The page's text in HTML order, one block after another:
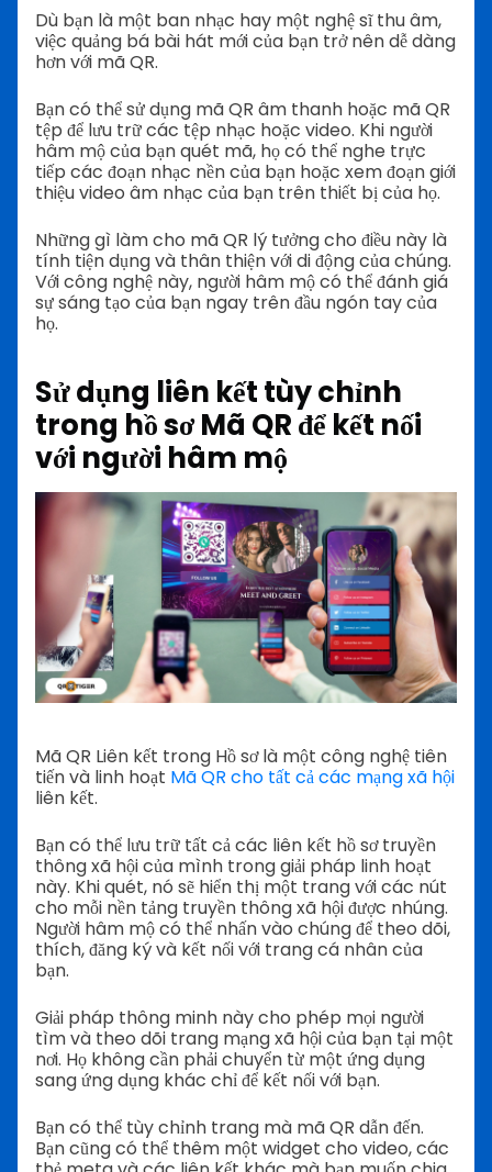
Dù bạn là một ban nhạc hay một nghệ sĩ thu âm,
việc quảng bá bài hát mới của bạn trở nên dễ dàng
hơn với mã QR.
Bạn có thể sử dụng mã QR âm thanh hoặc mã QR
tệp để lưu trữ các tệp nhạc hoặc video. Khi người
hâm mộ của bạn quét mã, họ có thể nghe trực
tiếp các đoạn nhạc nền của bạn hoặc xem đoạn giới
thiệu video âm nhạc của bạn trên thiết bị của họ.
Những gì làm cho mã QR lý tưởng cho điều này là
tính tiện dụng và thân thiện với di động của chúng.
Với công nghệ này, người hâm mộ có thể đánh giá
sự sáng tạo của bạn ngay trên đầu ngón tay của
họ.
Sử dụng liên kết tùy chỉnh
trong hồ sơMã QR để kết nối
với người hâm mộ
Mã QR Liên kết trong Hồ sơ là một công nghệ tiên
tiến và linh hoạt Mã QR cho tất cả các mạng xã hội
liên kết.
Bạn có thể lưu trữ tất cả các liên kết hồ sơ truyền
thông xã hội của mình trong giải pháp linh hoạt
này. Khi quét, nó sẽ hiển thị một trang với các nút
cho mỗi nền tảng truyền thông xã hội được nhúng.
Người hâm mộ có thể nhấn vào chúng để theo dõi,
thích, đăng ký và kết nối với trang cá nhân của
bạn.
Giải pháp thông minh này cho phép mọi người
tìm và theo dõi trang mạng xã hội của bạn tại một
nơi. Họ không cần phải chuyển từ một ứng dụng
sang ứng dụng khác chỉ để kết nối với bạn.
Bạn có thể tùy chỉnh trang mà mã QR dẫn đến.
Bạn cũng có thể thêm một widget cho video, các